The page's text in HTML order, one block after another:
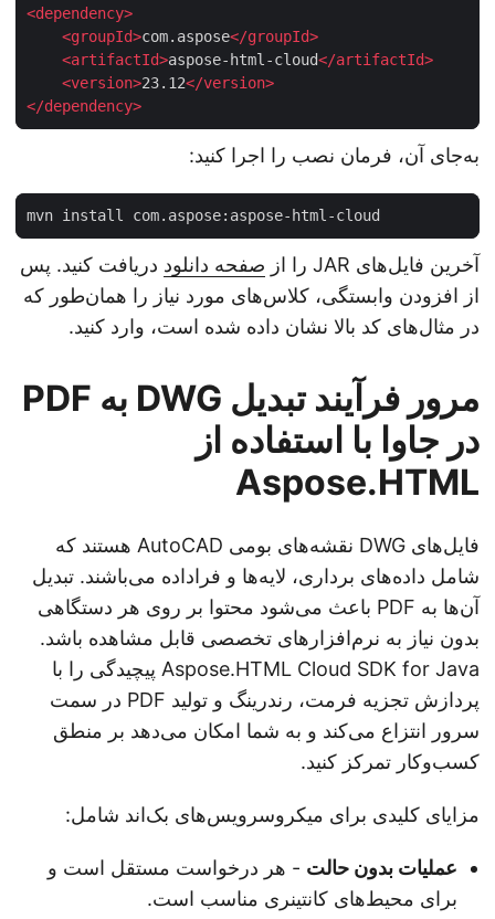
<dependency
<groupId>com.aspose</groupId
<artifactId>aspose-html-cloud</artifactId
<version>23.12</version
</dependency
به‌جای آن، فرمان نصب را اجرا کنید:
آخرین فایل‌های JAR را از صفحه دانلوددریافت کنید. پس
از افزودن وابستگی، کلاس‌های مورد نیاز را همان‌طور که
در مثال‌های کد بالا نشان داده شده است، وارد کنید.
مرور فرآیند تبدیل DWG به PDF
در جاوا با استفاده از
Aspose.HTML
فایل‌های DWG نقشه‌های بومی AutoCAD هستند که
شامل داده‌های برداری، لایه‌ها و فراداده می‌باشند. تبدیل
آن‌ها به PDF باعث می‌شود محتوا بر روی هر دستگاهی
بدون نیاز به نرم‌افزارهای تخصصی قابل مشاهده باشد.
Aspose.HTML Cloud SDK for Java پیچیدگی را با
پردازش تجزیه فرمت، رندرینگ و تولید PDF در سمت
سرور انتزاع می‌کند و به شما امکان می‌دهد بر منطق
کسب‌وکار تمرکز کنید.
مزایای کلیدی برای میکروسرویس‌های بک‌اند شامل:
عملیات بدون حالت- هر درخواست مستقل است و
برای محیط‌های کانتینری مناسب است.